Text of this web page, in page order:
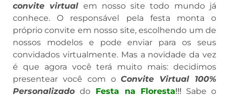
convite virtual em nosso site todo mundo já
conhece. O responsável pela festa monta o
próprio convite em nosso site, escolhendo um de
nossos modelos e pode enviar para os seus
convidados virtualmente. Mas a novidade da vez
é que agora você terá muito mais: decidimos
presentear você com oConvite Virtual 100%
Personalizadodo Festa na Floresta!!! Sabe o